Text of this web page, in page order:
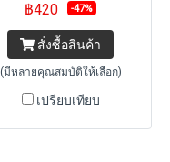
฿420 -47%
สั่งซื้อสินค้า
(มีหลายคุณสมบัติให้เลือก)
เปรียบเทียบ